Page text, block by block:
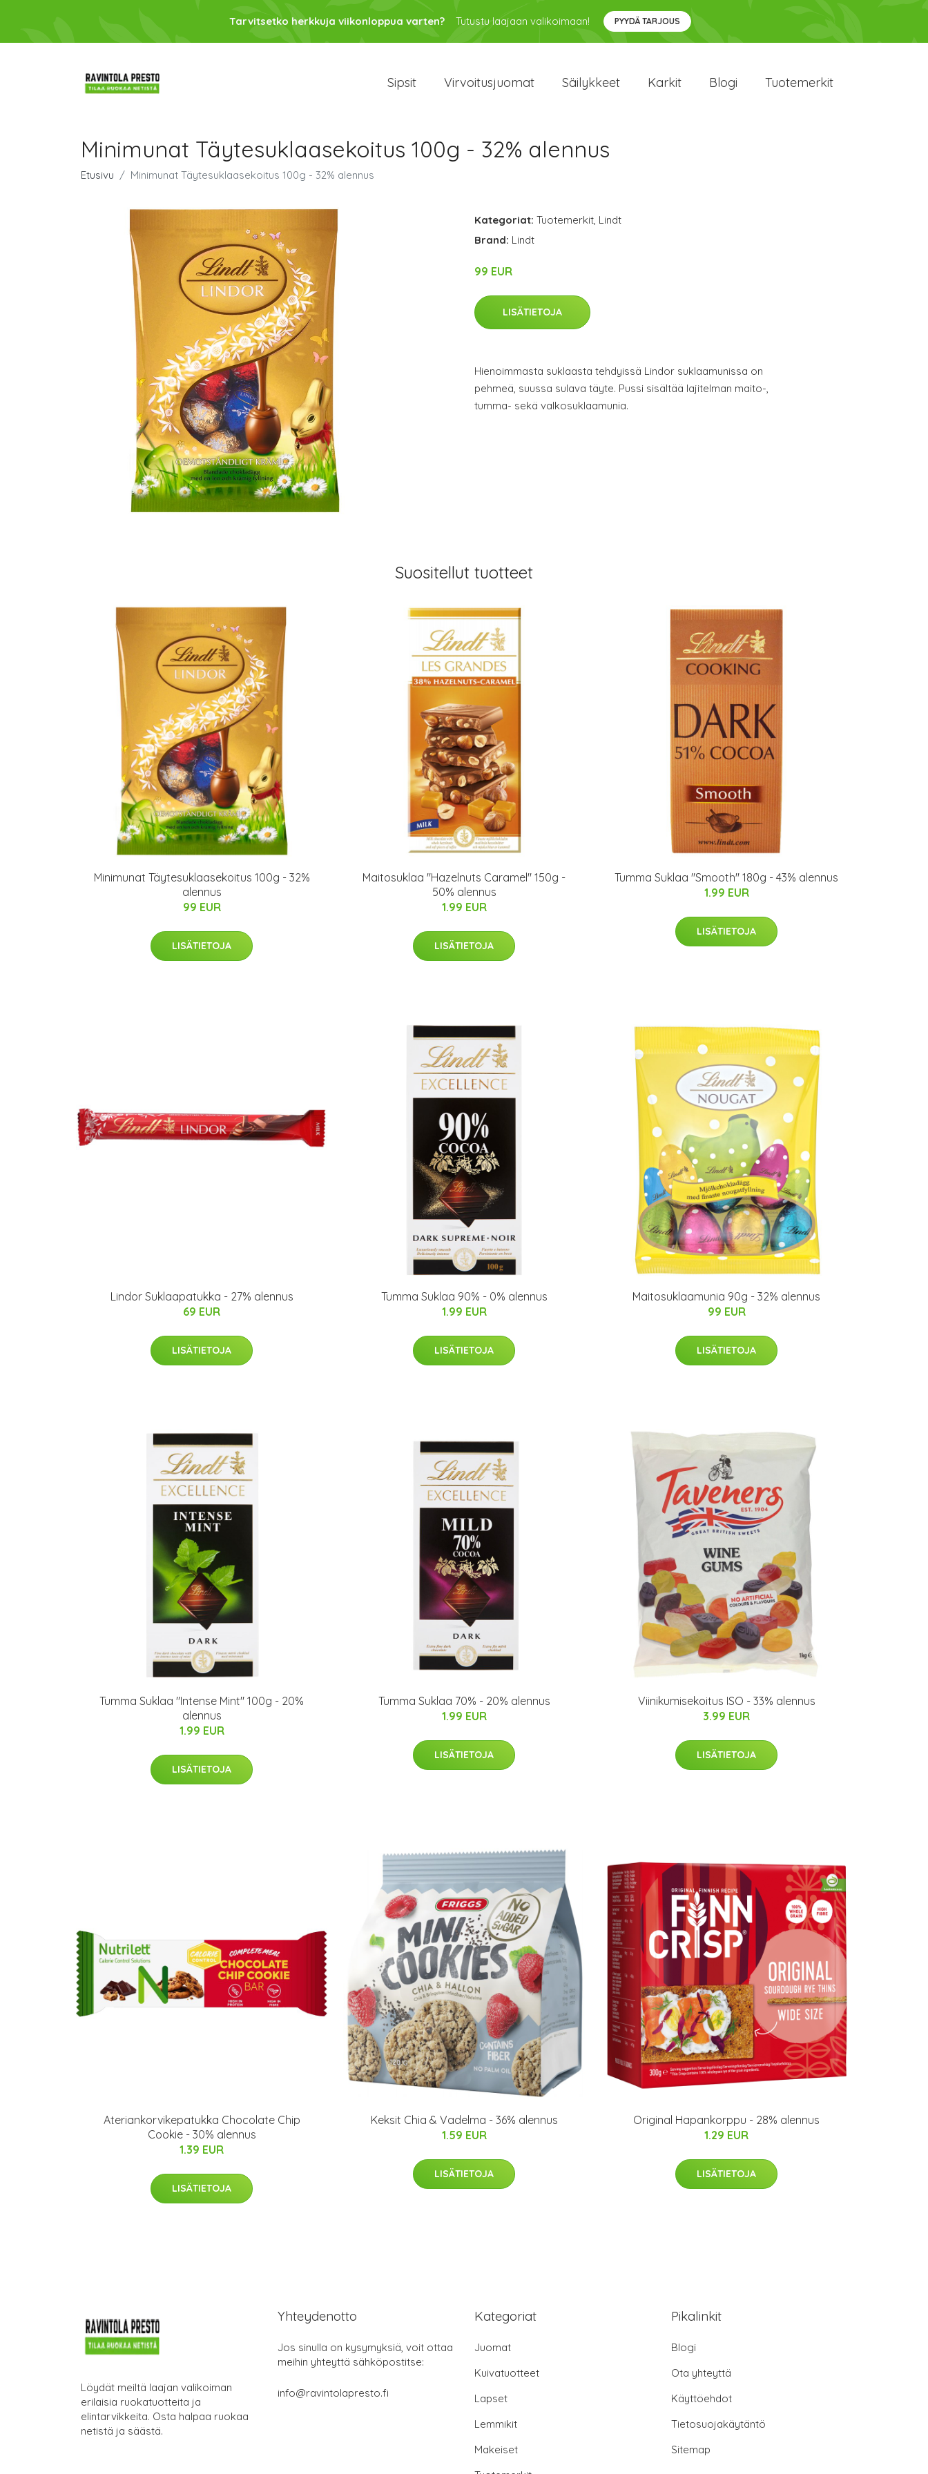
Tarvitsetko herkkuja viikonloppua varten? Tutustu laajaan valikoimaan! PYYDÄ TARJOUS
Sipsit Virvoitusjuomat Säilykkeet Karkit Blogi Tuotemerkit
Minimunat Täytesuklaasekoitus 100g - 32% alennus
Etusivu Minimunat Täytesuklaasekoitus 100g - 32% alennus
Kategoriat: Tuotemerkit, Lindt
Brand: Lindt
99 EUR
LISÄTIETOJA
Hienoimmasta suklaasta tehdyissä Lindor suklaamunissa on
pehmeä, suussa sulava täyte. Pussi sisältää lajitelman maito-,
tumma- sekä valkosuklaamunia.
Suositellut tuotteet
Minimunat Täytesuklaasekoitus 100g - 32%
alennus
99 EUR
LISÄTIETOJA
Maitosuklaa "Hazelnuts Caramel" 150g -
50% alennus
1.99 EUR
LISÄTIETOJA
Tumma Suklaa "Smooth" 180g - 43% alennus
1.99 EUR
LISÄTIETOJA
Lindor Suklaapatukka - 27% alennus
69 EUR
LISÄTIETOJA
Tumma Suklaa 90% - 0% alennus
1.99 EUR
LISÄTIETOJA
Maitosuklaamunia 90g - 32% alennus
99 EUR
LISÄTIETOJA
Tumma Suklaa "Intense Mint" 100g - 20%
alennus
1.99 EUR
LISÄTIETOJA
Tumma Suklaa 70% - 20% alennus
1.99 EUR
LISÄTIETOJA
Viinikumisekoitus ISO - 33% alennus
3.99 EUR
LISÄTIETOJA
Ateriankorvikepatukka Chocolate Chip
Cookie - 30% alennus
1.39 EUR
LISÄTIETOJA
Keksit Chia & Vadelma - 36% alennus
1.59 EUR
LISÄTIETOJA
Original Hapankorppu - 28% alennus
1.29 EUR
LISÄTIETOJA
Löydät meiltä laajan valikoiman
erilaisia ruokatuotteita ja
elintarvikkeita. Osta halpaa ruokaa
netistä ja säästä.
Yhteydenotto
Jos sinulla on kysymyksiä, voit ottaa
meihin yhteyttä sähköpostitse:
info@ravintolapresto.fi
Kategoriat
Juomat
Kuivatuotteet
Lapset
Lemmikit
Makeiset
Pikalinkit
Blogi
Ota yhteyttä
Käyttöehdot
Tietosuojakäytäntö
Sitemap